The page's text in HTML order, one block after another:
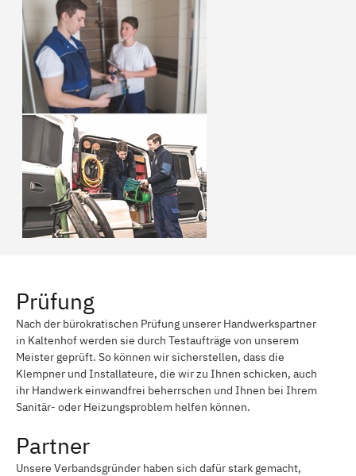
Prüfung
Nach der bürokratischen Prüfung unserer Handwerkspartner
in Kaltenhof werden sie durch Testaufträge von unserem
Meister geprüft. So können wir sicherstellen, dass die
Klempner und Installateure, die wir zu Ihnen schicken, auch
ihr Handwerk einwandfrei beherrschen und Ihnen bei Ihrem
Sanitär- oder Heizungsproblem helfen können.
Partner
Unsere Verbandsgründer haben sich dafür stark gemacht,